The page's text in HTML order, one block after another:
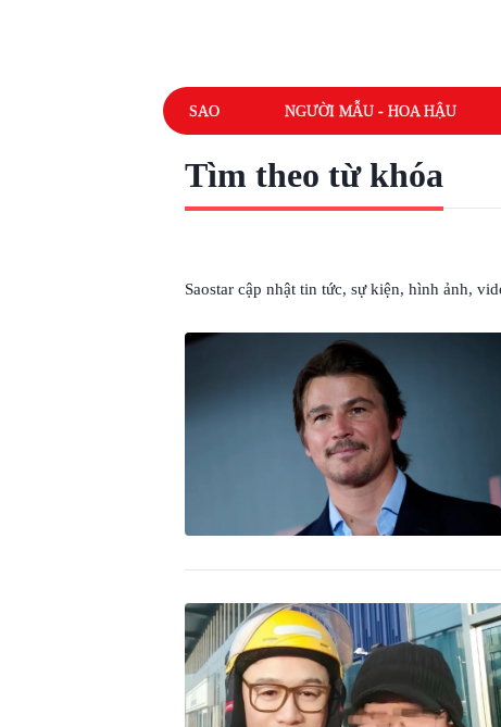
SAO NGƯỜI MẪU - HOA HẬU
Tìm theo từ khóa
Saostar cập nhật tin tức, sự kiện, hình ảnh,